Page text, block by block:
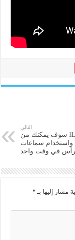
التالي
جهاز lLDOCK سوف يمكنك من
شحن ايفون 7 واستخدام سماعات
في وقت واحد
مشار إليها بـ *